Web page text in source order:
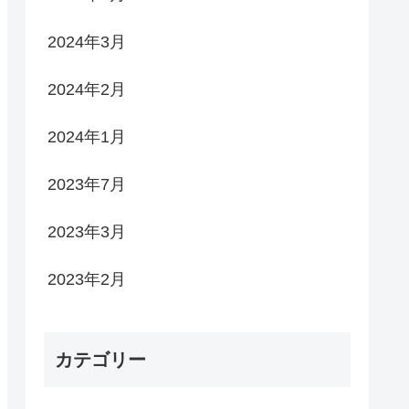
2024年3月
2024年2月
2024年1月
2023年7月
2023年3月
2023年2月
カテゴリー